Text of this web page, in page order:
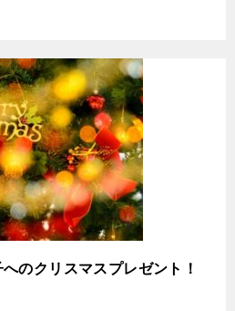
のクリスマスプレゼント！